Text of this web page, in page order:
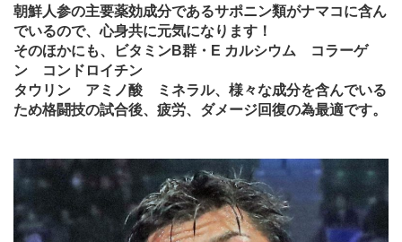
朝鮮人参の主要薬効成分であるサポニン類がナマコに含ん
でいるので、心身共に元気になります！
そのほかにも、ビタミンB群・E カルシウム コラーゲ
ン コンドロイチン
タウリン アミノ酸 ミネラル、様々な成分を含んでいる
ため格闘技の試合後、疲労、ダメージ回復の為最適です。